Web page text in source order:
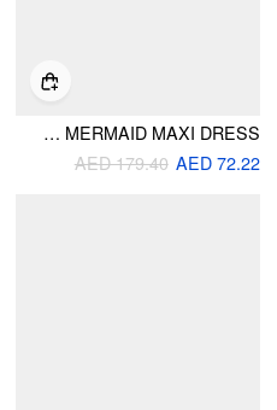
VELVET V-NECK POLKA DOT BOWKNOT RHINESTONE MERMAID MAXI DRESS
AED 72.22
AED 179.40